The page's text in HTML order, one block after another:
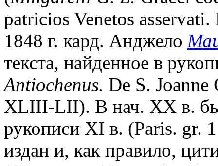
patricios Venetos
1848 г. кард. Анджело
текста, найденное в
Antiochenus. De S.
XLIII-LII). В нач. XX в.
рукописи XI в. (Paris. gr.
издан и, как правило,